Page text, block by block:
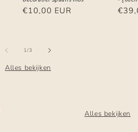
Normale
€10,00 EUR
1/van
3
Alles bekijken
Alles bekijken